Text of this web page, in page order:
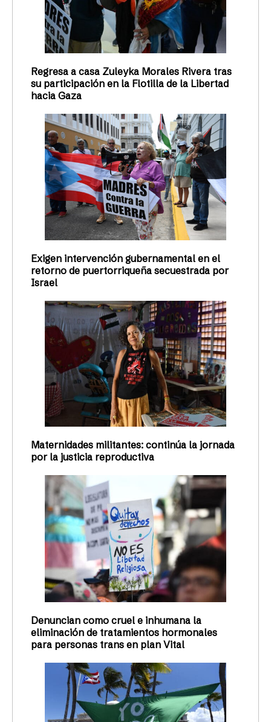
Regresa a casa Zuleyka Morales Rivera tras
su participación en la Flotilla de la Libertad
hacia Gaza
Exigen intervención gubernamental en el
retorno de puertorriqueña secuestrada por
Israel
Maternidades militantes: continúa la jornada
por la justicia reproductiva
Denuncian como cruel e inhumana la
eliminación de tratamientos hormonales
para personas trans en plan Vital